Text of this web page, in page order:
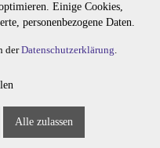
Einige Cookies,
personenbezogene Daten.
derDatenschutzerklärung.
Alle zulassen